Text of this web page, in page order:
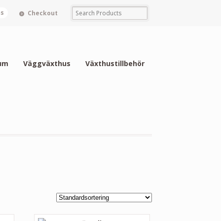
Checkout
Väggväxthus Växthustillbehör